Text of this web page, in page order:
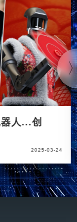
人...创
2025-03-24